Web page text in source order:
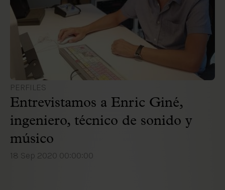
PERFILES
Entrevistamos a Enric Giné,
ingeniero, técnico de sonido y
músico
18 Sep 2020 00:00:00